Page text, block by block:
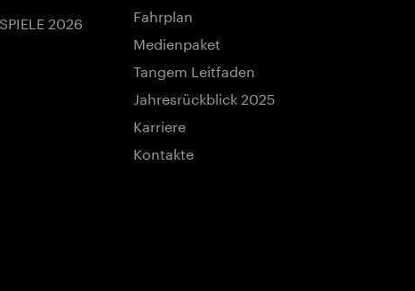
2026
Fahrplan
Medienpaket
Tangem Leitfaden
Jahresrückblick 2025
Karriere
Kontakte